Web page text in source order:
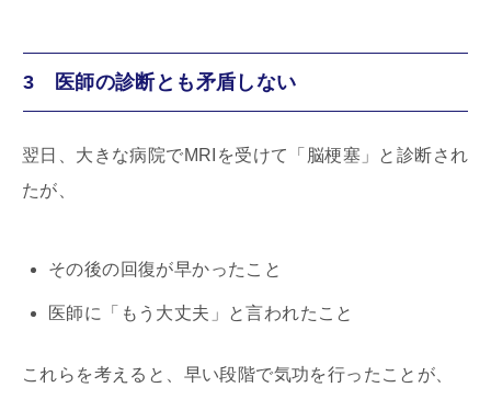
3 医師の診断とも矛盾しない
翌日、大きな病院でMRI を受けて「脳梗塞」と診断され
たが、
その後の回復が早かったこと
医師に「もう大丈夫」と言われたこと
これらを考えると、早い段階で気功を行ったことが、